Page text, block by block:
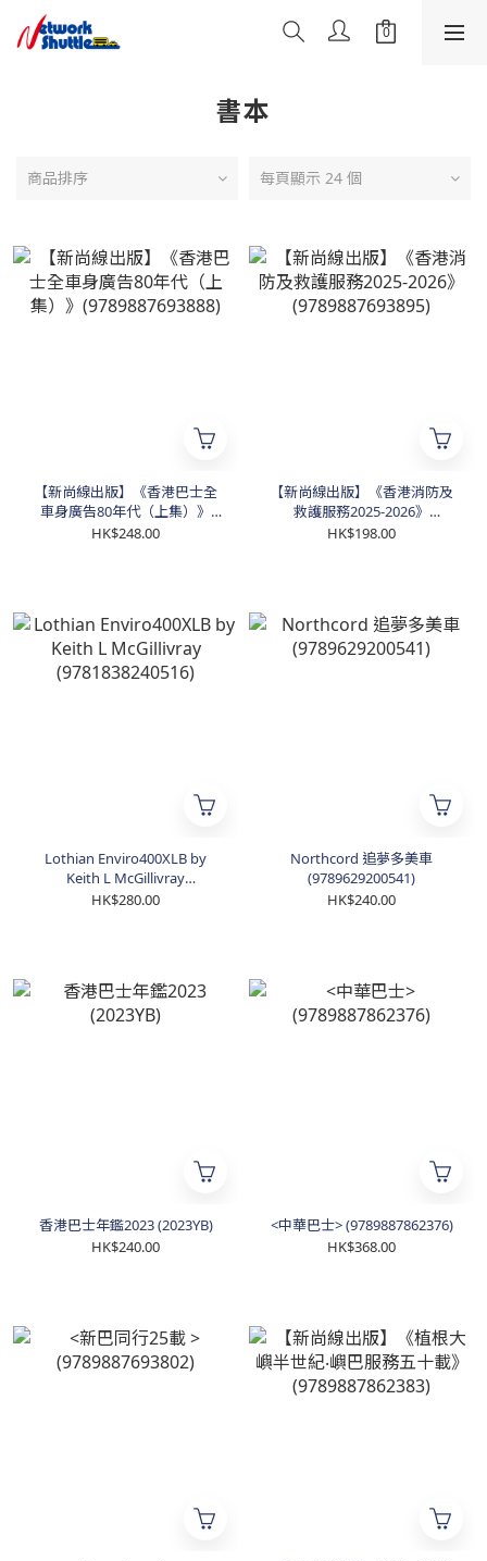
書本
商品排序 每頁顯示 24 個
【新尚線出版】《香港巴士全
車身廣告80年代（上集）》
(9789887693888)
HK$248.00
【新尚線出版】《香港消防及
救護服務2025-2026》
(9789887693895)
HK$198.00
Lothian Enviro400XLB by
Keith L McGillivray
(9781838240516)
HK$280.00
Northcord 追夢多美車
(9789629200541)
HK$240.00
香港巴士年鑑2023 (2023YB)
HK$240.00
<中華巴士> (9789887862376)
HK$368.00